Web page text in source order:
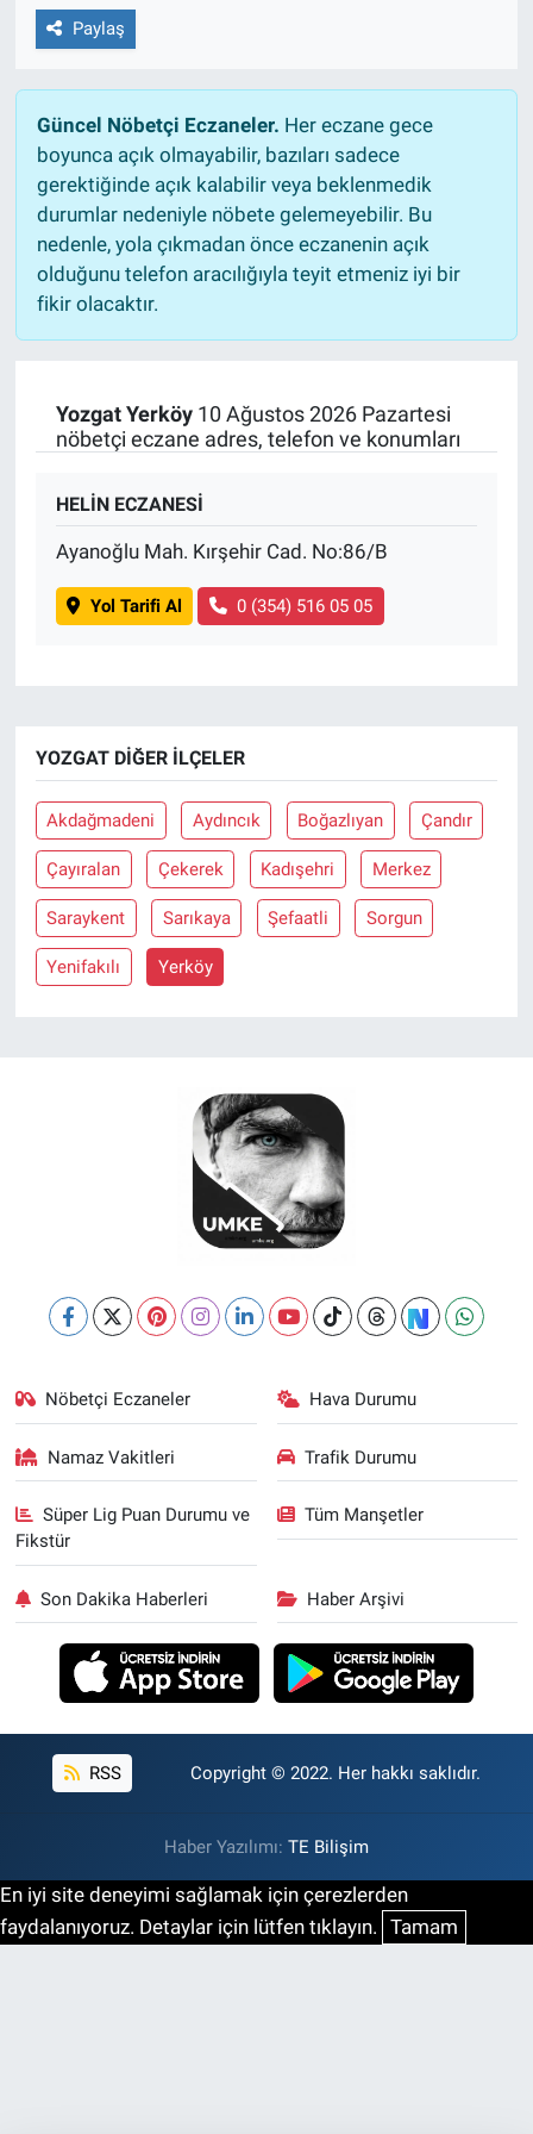
Paylaş
Güncel Nöbetçi Eczaneler. Her eczane gece
boyunca açık olmayabilir, bazıları sadece
gerektiğinde açık kalabilir veya beklenmedik
durumlar nedeniyle nöbete gelemeyebilir. Bu
nedenle, yola çıkmadan önce eczanenin açık
olduğunu telefon aracılığıyla teyit etmeniz iyi bir
fikir olacaktır.
Yozgat Yerköy10 Ağustos 2026 Pazartesi
nöbetçi eczane adres, telefon ve konumları
HELİN ECZANESİ
Ayanoğlu Mah. Kırşehir Cad. No:86/B
Yol Tarifi Al 0 (354) 516 05 05
YOZGAT DIĞER İLÇELER
Akdağmadeni Aydıncık Boğazlıyan Çandır
Çayıralan Çekerek Kadışehri Merkez
Saraykent Sarıkaya Şefaatli Sorgun
Yenifakılı Yerköy
Nöbetçi Eczaneler Hava Durumu
Namaz Vakitleri Trafik Durumu
Süper Lig Puan Durumu ve
Fikstür
Tüm Manşetler
Son Dakika Haberleri Haber Arşivi
RSS Copyright © 2022. Her hakkı saklıdır.
Haber Yazılımı: TE Bilişim
En iyi site deneyimi sağlamak için çerezlerden
faydalanıyoruz. Detaylar için lütfen tıklayın. Tamam